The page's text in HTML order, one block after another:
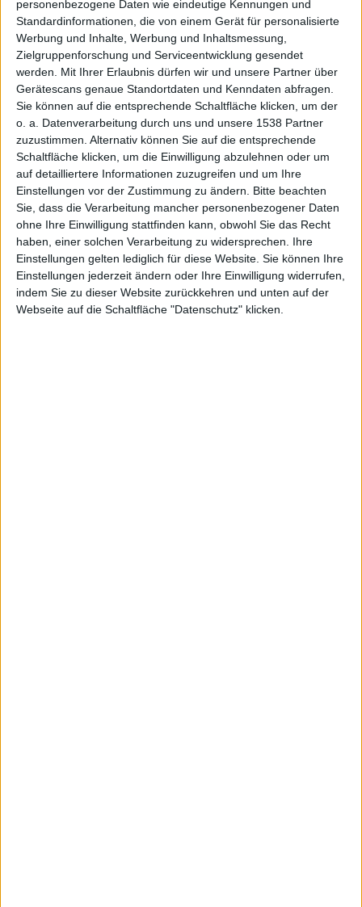
personenbezogene Daten wie eindeutige Kennungen und
Standardinformationen, die von einem Gerät für personalisierte
Werbung und Inhalte, Werbung und Inhaltsmessung,
Zielgruppenforschung und Serviceentwicklung gesendet
werden.
Mit Ihrer Erlaubnis dürfen wir und unsere Partner über
Gerätescans genaue Standortdaten und Kenndaten abfragen.
Sie können auf die entsprechende Schaltfläche klicken, um der
o. a. Datenverarbeitung durch uns und unsere 1538 Partner
zuzustimmen. Alternativ können Sie auf die entsprechende
Schaltfläche klicken, um die Einwilligung abzulehnen oder um
auf detailliertere Informationen zuzugreifen und um Ihre
Einstellungen vor der Zustimmung zu ändern.
Bitte beachten
Sie, dass die Verarbeitung mancher personenbezogener Daten
ohne Ihre Einwilligung stattfinden kann, obwohl Sie das Recht
haben, einer solchen Verarbeitung zu widersprechen. Ihre
Einstellungen gelten lediglich für diese Website. Sie können Ihre
Einstellungen jederzeit ändern oder Ihre Einwilligung widerrufen,
indem Sie zu dieser Website zurückkehren und unten auf der
Webseite auf die Schaltfläche "Datenschutz" klicken.
veröffentlich
t
Alexander Trust, den 5. November 2010
Sonic Free Riders
SEGA hat einen neuen Trailer zu
Sonic Free Riders veröffentlicht.
Das Spiel erscheint am 10.
November als Starttitel für Kinect
für XBox 360. Das neue Video stellt
die Charaktere und Special-Moves
vor.